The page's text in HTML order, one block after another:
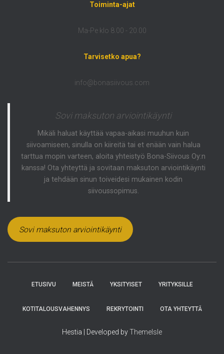
Toiminta-ajat
Ma-Pe klo 8.00 - 20.00
Tarvisetko apua?
info@bonasiivous.com
Sovi maksuton arviointikäynti
Mikäli haluat käyttää vapaa-aikasi muuhun kuin
siivoamiseen, sinulla on kiireitä tai et enään vain halua
tarttua mopin varteen, aloita yhteistyö Bona-Siivous Oy:n
kanssa! Ota yhteyttä ja sovitaan maksuton arviointikäynti
ja tehdään sinun toiveidesi mukainen kodin
siivoussopimus.
Sovi maksuton arviointikäynti
ETUSIVU MEISTÄ YKSITYISET YRITYKSILLE
KOTITALOUSVAHENNYS REKRYTOINTI OTA YHTEYTTÄ
Hestia | Developed byThemeIsle